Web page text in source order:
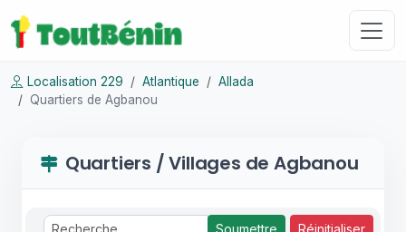
Localisation 229 Atlantique
Allada
Quartiers de Agbanou
Quartiers / Villages de Agbanou
Soumettre Réinitialiser